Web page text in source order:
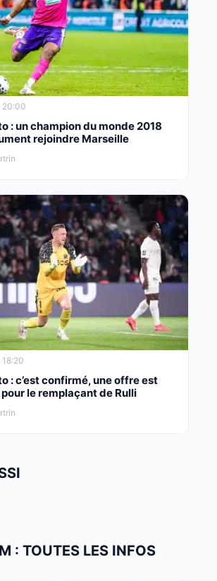
20:00
: un champion du monde 2018
rejoindre Marseille
: c’est confirmé, une offre est
le remplaçant de Rulli
: TOUTES LES INFOS